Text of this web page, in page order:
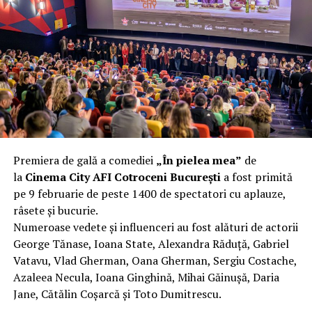
40 km/h. Nu s-a prăbușit, dar s-a deformat atât de tare
încât nu a mai putut fi pliat. Proprietarul l-a aruncat la
fier vechi a doua zi. Asta ca să fie clar de la început: nu
vorbim despre preferințe estetice, ci despre
funcționalitate reală.
Aluminiul, pe scurt: ușor,
rezistent la coroziune, dar cu
nuanțe
Aluminiul e materialul care apare primul în conversație
când cineva caută un pavilion ușor. Și pe bună dreptate.
Densitatea aluminiului e de aproximativ 2,7 g/cm³, față
de circa 7,8 g/cm³ pentru oțel. Practic, la un volum
identic, aluminiul cântărește cam o treime din greutatea
oțelului. Pentru oricine transportă, montează și
demontează frecvent o structură, diferența asta se
Premiera de gală a comediei „În pielea mea” de
la Cinema City AFI Cotroceni Bucureștia fost primită
pe 9 februarie de peste 1400 de spectatori cu aplauze,
râsete și bucurie.
Numeroase vedete și influenceri au fost alături de actorii
George Tănase, Ioana State, Alexandra Răduță, Gabriel
Vatavu, Vlad Gherman, Oana Gherman, Sergiu Costache,
Azaleea Necula, Ioana Ginghină, Mihai Găinușă, Daria
Jane, Cătălin Coșarcă și Toto Dumitrescu.